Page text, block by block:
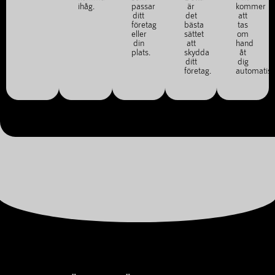
ihåg.
passar
ditt
företag
eller
din
plats.
är
det
bästa
sättet
att
skydda
ditt
företag.
kommer
att
tas
om
hand
åt
dig